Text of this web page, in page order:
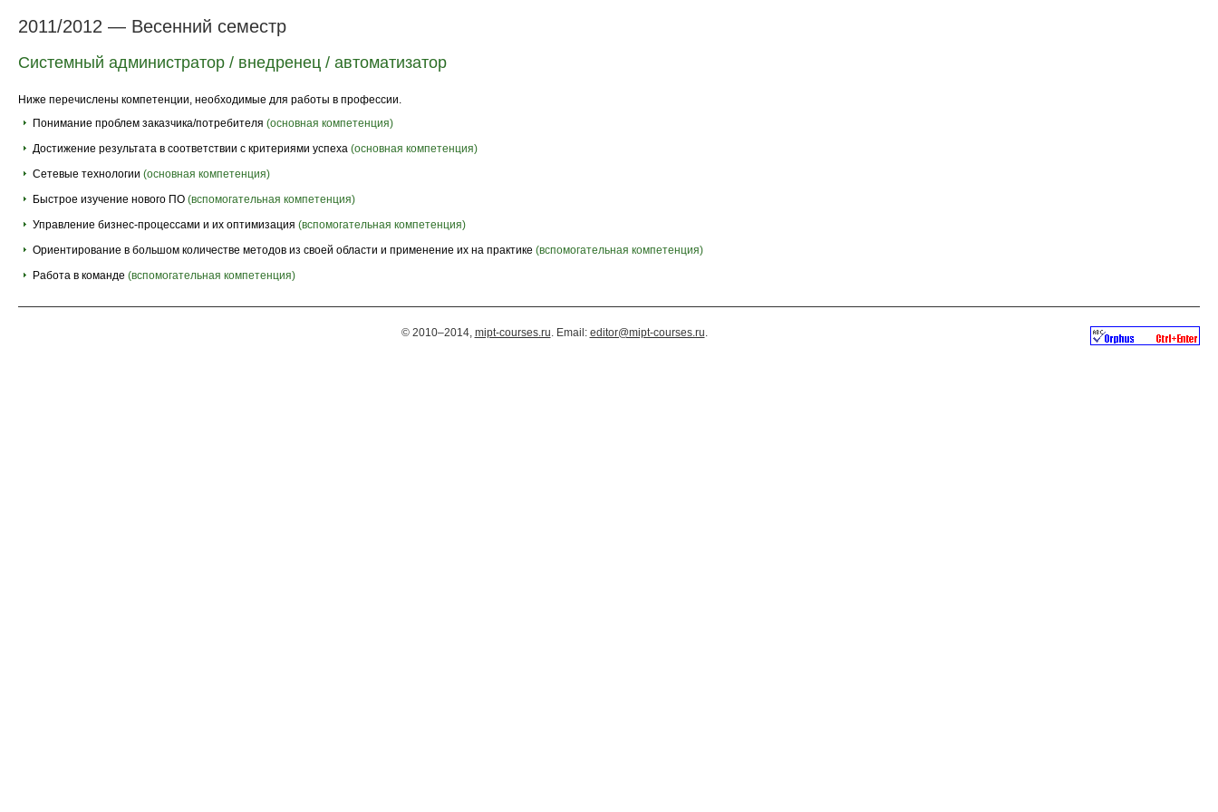
2011/2012 — Весенний семестр
Системный администратор / внедренец / автоматизатор
Ниже перечислены компетенции, необходимые для работы в профессии.
Понимание проблем заказчика/потребителя (основная компетенция)
Достижение результата в соответствии с критериями успеха (основная компетенция)
Сетевые технологии (основная компетенция)
Быстрое изучение нового ПО (вспомогательная компетенция)
Управление бизнес-процессами и их оптимизация (вспомогательная компетенция)
Ориентирование в большом количестве методов из своей области и применение их на практике (вспомогательная компетенция)
Работа в команде (вспомогательная компетенция)
© 2010–2014, mipt-courses.ru. Email: editor@mipt-courses.ru.